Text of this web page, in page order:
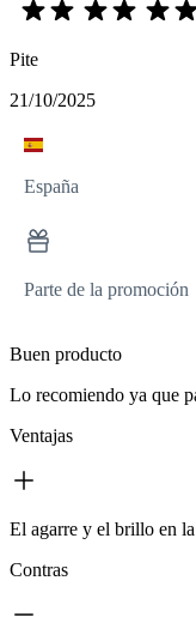
Pite
21/10/2025
España
Parte de la promoción
Buen producto
Lo recomiendo ya que
Ventajas
El agarre y el brillo en
Contras